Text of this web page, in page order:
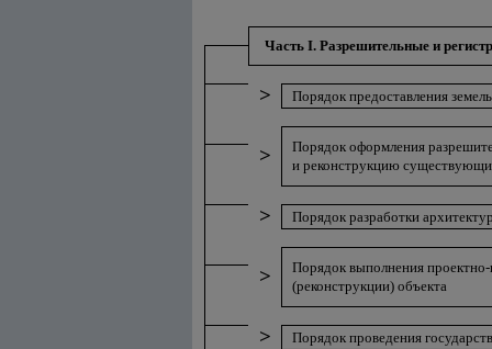
Часть I. Разрешительные и
> Порядок предоставления
Порядок оформления
и реконструкцию
>
> Порядок разработки
Порядок выполнения проектно-
(реконструкции) объекта
>
> Порядок проведения